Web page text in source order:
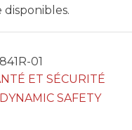
01
ET SÉCURITÉ
DYNAMIC SAFETY